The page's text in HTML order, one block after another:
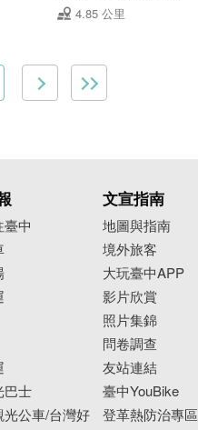
4.85 公里
臺中
巴士
光公車/台灣好
文宣指南
地圖與指南
境外旅客
大玩臺中APP
影片欣賞
照片集錦
問卷調查
友站連結
臺中YouBike
登革熱防治專區